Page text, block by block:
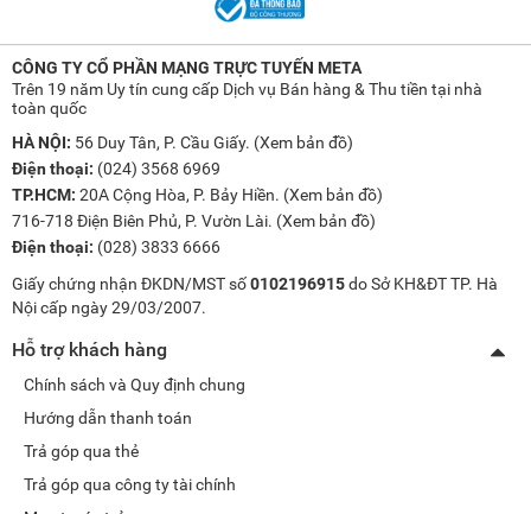
CÔNG TY CỔ PHẦN MẠNG TRỰC TUYẾN META
Trên 19 năm Uy tín cung cấp Dịch vụ Bán hàng & Thu tiền tại nhà
toàn quốc
HÀ NỘI: 56 Duy Tân, P. Cầu Giấy. (Xem bản đồ)
Điện thoại: (024) 3568 6969
TP.HCM: 20A Cộng Hòa, P. Bảy Hiền. (Xem bản đồ)
716-718 Điện Biên Phủ, P. Vườn Lài. (Xem bản đồ)
Điện thoại: (028) 3833 6666
Giấy chứng nhận ĐKDN/MST số0102196915do Sở KH&ĐT TP. Hà
Nội cấp ngày 29/03/2007.
Hỗ trợ khách hàng
Chính sách và Quy định chung
Hướng dẫn thanh toán
Trả góp qua thẻ
Trả góp qua công ty tài chính